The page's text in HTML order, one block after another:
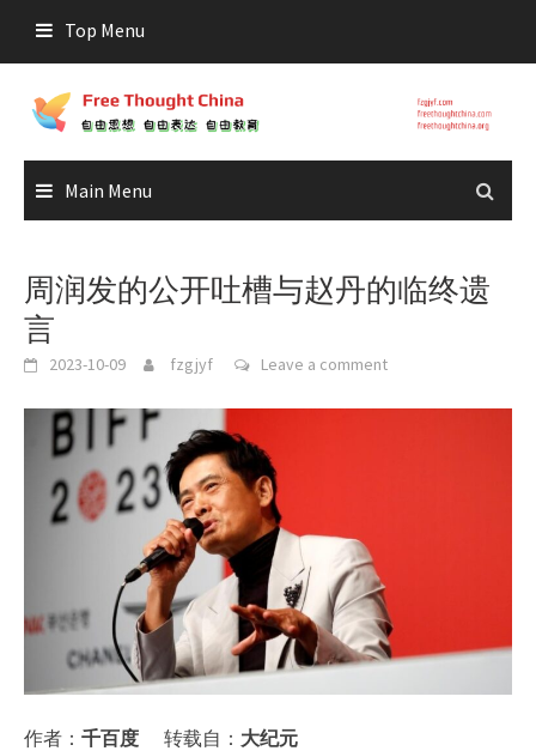
content
Top Menu
Main Menu
周润发的公开吐槽与赵丹的临终遗
言
2023-10-09 fzgjyf Leave a comment
作者： 千百度 转载自： 大纪元